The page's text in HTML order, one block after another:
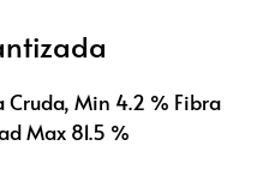
Cruda, Min 4.2 % Fibra
Max 81.5 %